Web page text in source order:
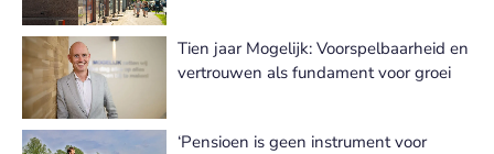
Tien jaar Mogelijk: Voorspelbaarheid en
vertrouwen als fundament voor groei
‘Pensioen is geen instrument voor